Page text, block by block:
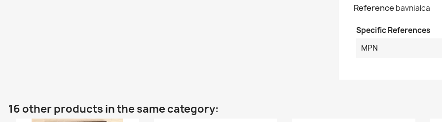
Reference bavnialca
Specific References
MPN
16 other products in the same category: